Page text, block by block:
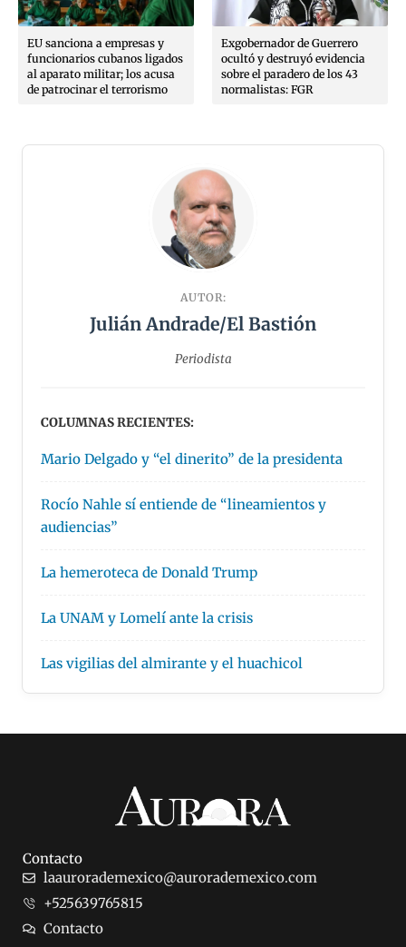
EU sanciona a empresas y
funcionarios cubanos ligados
al aparato militar; los acusa
de patrocinar el terrorismo
Exgobernador de Guerrero
ocultó y destruyó evidencia
sobre el paradero de los 43
normalistas: FGR
AUTOR:
Julián Andrade/El Bastión
Periodista
COLUMNAS RECIENTES:
Mario Delgado y “el dinerito” de la presidenta
Rocío Nahle sí entiende de “lineamientos y
audiencias”
La hemeroteca de Donald Trump
La UNAM y Lomelí ante la crisis
Las vigilias del almirante y el huachicol
Contacto
laaurorademexico@aurorademexico.com
+525639765815
Contacto